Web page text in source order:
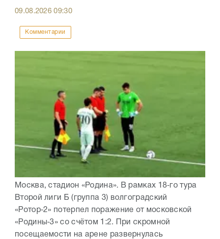
09.08.202609:30
Комментарии
Москва, стадион «Родина». В рамках 18‑го тура
Второй лиги Б (группа 3) волгоградский
«Ротор‑2» потерпел поражение от московской
«Родины‑3» со счётом 1:2. При скромной
посещаемости на арене развернулась